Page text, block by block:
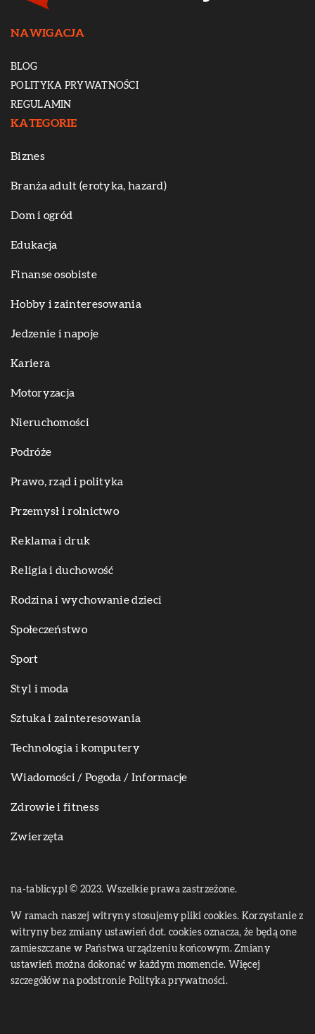
NAWIGACJA
BLOG
POLITYKA PRYWATNOŚCI
REGULAMIN
KATEGORIE
Biznes
Branża adult (erotyka, hazard)
Dom i ogród
Edukacja
Finanse osobiste
Hobby i zainteresowania
Jedzenie i napoje
Kariera
Motoryzacja
Nieruchomości
Podróże
Prawo, rząd i polityka
Przemysł i rolnictwo
Reklama i druk
Religia i duchowość
Rodzina i wychowanie dzieci
Społeczeństwo
Sport
Styl i moda
Sztuka i zainteresowania
Technologia i komputery
Wiadomości / Pogoda / Informacje
Zdrowie i fitness
Zwierzęta
na-tablicy.pl © 2023. Wszelkie prawa zastrzeżone.
W ramach naszej witryny stosujemy pliki cookies. Korzystanie z
witryny bez zmiany ustawień dot. cookies oznacza, że będą one
zamieszczane w Państwa urządzeniu końcowym. Zmiany
ustawień można dokonać w każdym momencie. Więcej
szczegółów na podstronie Polityka prywatności.